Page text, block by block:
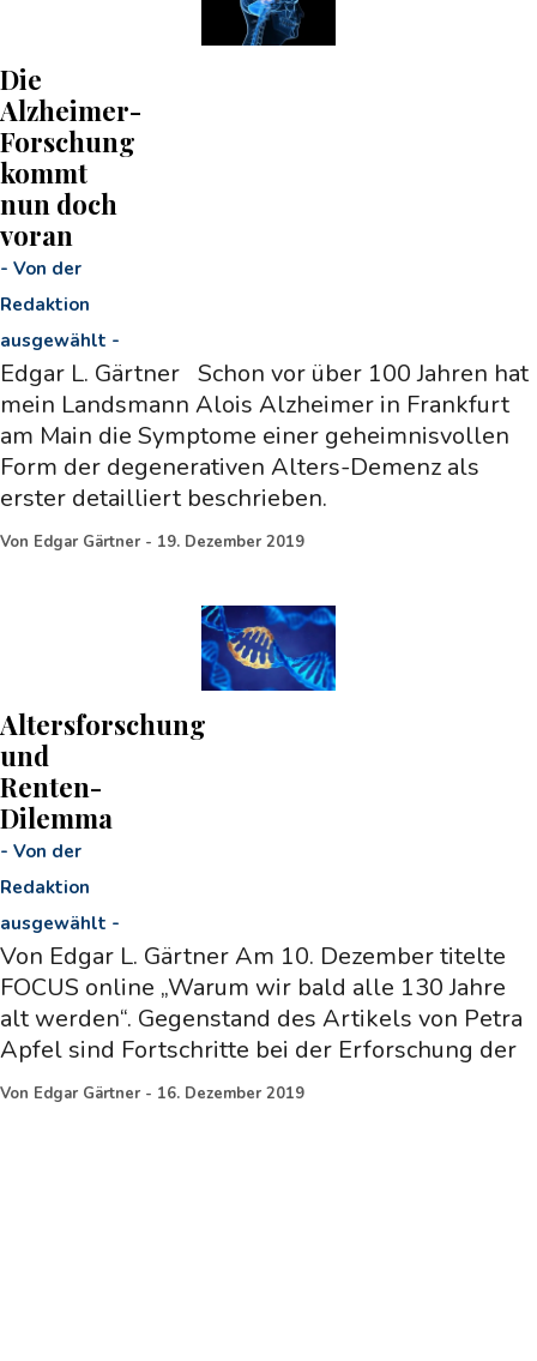
Die
Alzheimer-
Forschung
kommt
nun doch
voran
- Von der
Redaktion
ausgewählt -
Edgar L. Gärtner Schon vor über 100 Jahren hat
mein Landsmann Alois Alzheimer in Frankfurt
am Main die Symptome einer geheimnisvollen
Form der degenerativen Alters-Demenz als
erster detailliert beschrieben.
Von Edgar Gärtner - 19. Dezember 2019
Altersforschung
und
Renten-
Dilemma
- Von der
Redaktion
ausgewählt -
Von Edgar L. Gärtner Am 10. Dezember titelte
FOCUS online „Warum wir bald alle 130 Jahre
alt werden“. Gegenstand des Artikels von Petra
Apfel sind Fortschritte bei der Erforschung der
Von Edgar Gärtner - 16. Dezember 2019